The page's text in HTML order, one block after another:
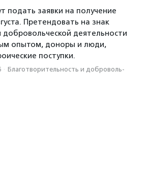
подать заявки на получение
Претендовать на знак
добровольческой деятельности
опытом, доноры и люди,
поступки.
· Благотвори­тель­ность и доброволь­